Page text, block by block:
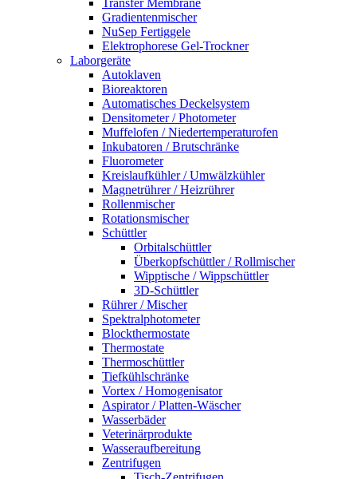
Transfer Membrane
Gradientenmischer
NuSep Fertiggele
Elektrophorese Gel-Trockner
Laborgeräte
Autoklaven
Bioreaktoren
Automatisches Deckelsystem
Densitometer / Photometer
Muffelofen / Niedertemperaturofen
Inkubatoren / Brutschränke
Fluorometer
Kreislaufkühler / Umwälzkühler
Magnetrührer / Heizrührer
Rollenmischer
Rotationsmischer
Schüttler
Orbitalschüttler
Überkopfschüttler / Rollmischer
Wipptische / Wippschüttler
3D-Schüttler
Rührer / Mischer
Spektralphotometer
Blockthermostate
Thermostate
Thermoschüttler
Tiefkühlschränke
Vortex / Homogenisator
Aspirator / Platten-Wäscher
Wasserbäder
Veterinärprodukte
Wasseraufbereitung
Zentrifugen